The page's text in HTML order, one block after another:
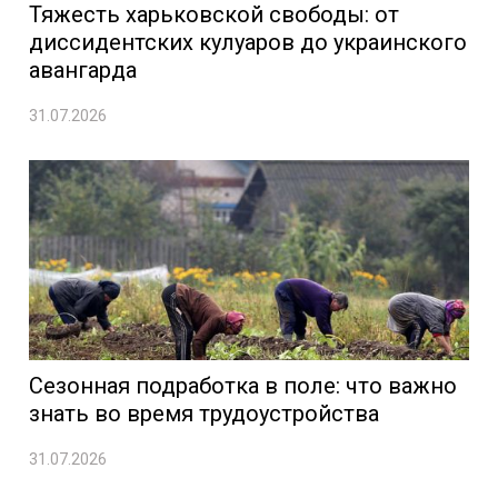
Тяжесть харьковской свободы: от
диссидентских кулуаров до украинского
авангарда
31.07.2026
Сезонная подработка в поле: что важно
знать во время трудоустройства
31.07.2026